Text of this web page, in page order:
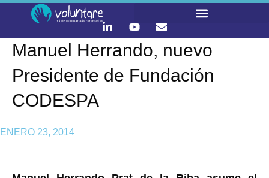
Manuel Herrando, nuevo
Presidente de Fundación
CODESPA
ENERO 23, 2014